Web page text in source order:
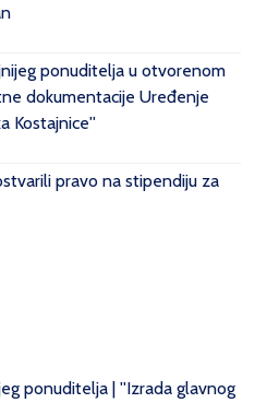
ponuditelja u otvorenom
dokumentacije Uređenje
Kostajnice''
pravo na stipendiju za
ponuditelja | ''Izrada glavnog